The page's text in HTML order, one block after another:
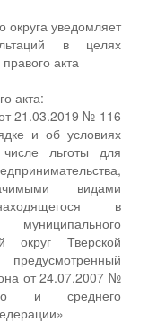
округа уведомляет
в целях
акта
акта:
21.03.2019 № 116
и об условиях
льготы для
видами
в
округ Тверской
от 24.07.2007 №
и среднего